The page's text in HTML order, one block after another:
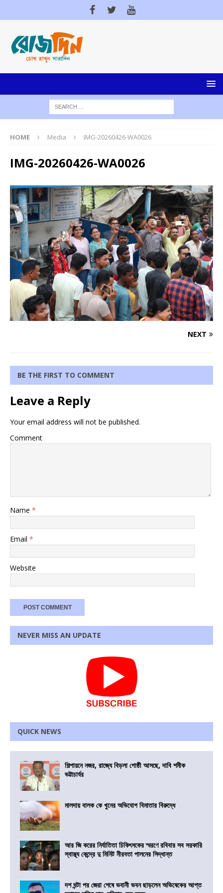
HOME Media IMG-20260426-WA0026
IMG-20260426-WA0026
NEXT
BE THE FIRST TO COMMENT
Leave a Reply
Your email address will not be published.
Comment
Name *
Email *
Website
NEVER MISS AN UPDATE
QUICK NEWS
শিল্পায়নে নজর, রাজ্যে বিড়লা গোষ্ঠী আসছে, দাবি শমীক
ভট্টাচার্যর
মালদায় বালক কে খুনের অভিযোগ বিমাতার বিরুদ্ধে
আর জি করের নির্যাতিতা চিকিৎসকের স্মরণে রবিবার সব সরকারি
স্বাস্থ্য কেন্দ্রে দু মিনিট নীরবতা পালনের সিদ্ধান্ত
দশ ঘন্টা পর জেরা শেষে ভবানী ভবন ছাড়লেন অভিষেকের আপ্ত